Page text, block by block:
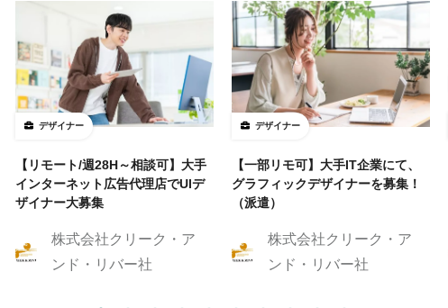
デザイナー
【リモート/週28H～相談可】大手
インターネット広告代理店でUIデ
ザイナー大募集
株式会社クリーク・ア
ンド・リバー社
デザイナー
【一部リモ可】大手IT企業にて、
グラフィックデザイナーを募集！
（派遣）
株式会社クリーク・ア
ンド・リバー社